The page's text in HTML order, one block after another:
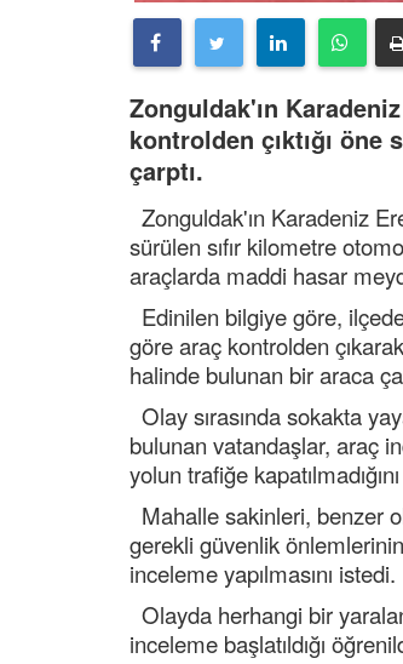
Zonguldak'ın
kontrolden çıktığı
çarptı.
Zonguldak'ın Karadeniz
sürülen sıfır kilometre
araçlarda maddi hasar
Edinilen bilgiye göre,
göre araç kontrolden
halinde bulunan bir araca
Olay sırasında sokakta
bulunan vatandaşlar, araç
yolun trafiğe
Mahalle sakinleri, benzer
gerekli güvenlik
inceleme yapılmasını istedi.
Olayda herhangi bir
inceleme başlatıldığı